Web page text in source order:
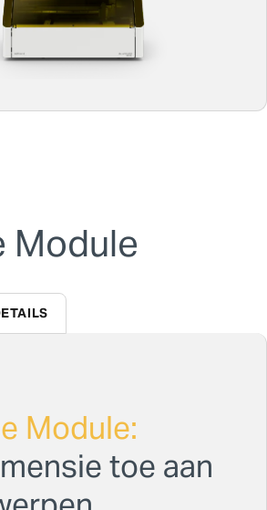
Module
Module:
toe aan